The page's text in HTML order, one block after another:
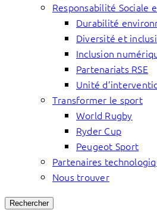
Responsabilité Sociale
Durabilité
Diversité et
Inclusion
Partenariats RSE
Unité
Transformer le sport
World Rugby
Ryder Cup
Peugeot Sport
Partenaires
Nous trouver
Rechercher